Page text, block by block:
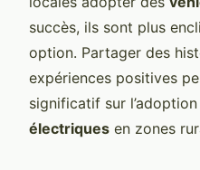
succès, ils sont plus
option. Partager des
expériences positives
significatif sur
électriques en zones